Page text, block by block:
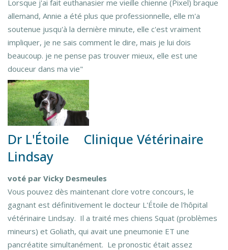
Lorsque j'ai fait euthanasier me vieille chienne (Pixel) braque
allemand, Annie a été plus que professionnelle, elle m'a
soutenue jusqu'à la dernière minute, elle c'est vraiment
impliquer, je ne sais comment le dire, mais je lui dois
beaucoup. je ne pense pas trouver mieux, elle est une
douceur dans ma vie"
Dr L'Étoile Clinique Vétérinaire
Lindsay
voté par Vicky Desmeules
Vous pouvez dès maintenant clore votre concours, le
gagnant est définitivement le docteur L'Étoile de l'hôpital
vétérinaire Lindsay. Il a traité mes chiens Squat (problèmes
mineurs) et Goliath, qui avait une pneumonie ET une
pancréatite simultanément. Le pronostic était assez